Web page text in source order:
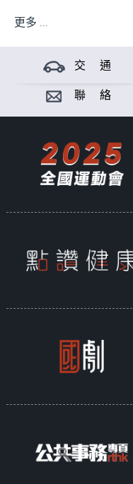
更多 ...
交 通
聯 絡